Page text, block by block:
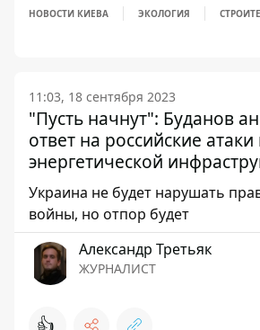
НОВОСТИ КИЕВА ЭКОЛОГИЯ
11:03, 18 сентября 2023
"Пусть начнут": Буданов
ответ на российские атаки
энергетической
Украина не будет нарушать
войны, но отпор будет
Александр Третьяк
ЖУРНАЛИСТ
👍